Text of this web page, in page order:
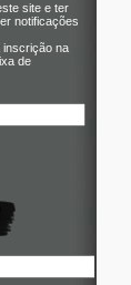
site e ter
notificações
inscrição na
de